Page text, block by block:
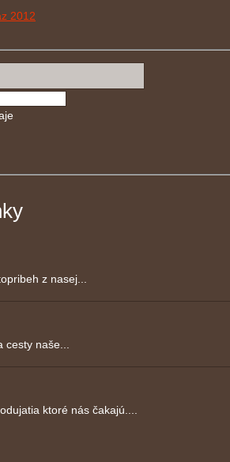
2012
z nasej...
naše...
ktoré nás čakajú....